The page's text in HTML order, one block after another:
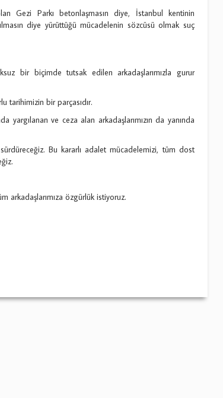
Gezi Parkı betonlaşmasın diye, İstanbul kentinin
diye yürüttüğü mücadelenin sözcüsü olmak suç
bir biçimde tutsak edilen arkadaşlarımızla gurur
tarihimizin bir parçasıdır.
ve ceza alan arkadaşlarımızın da yanında
Bu kararlı adalet mücadelemizi, tüm dost
arkadaşlarımıza özgürlük istiyoruz.